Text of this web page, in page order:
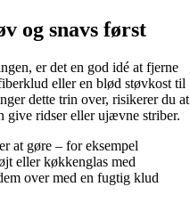
og snavs først
er det en god idé at fjerne
eller en blød støvkost til
dette trin over, risikerer du at
ridser eller ujævne striber.
at gøre – for eksempel
eller køkkenglas med
over med en fugtig klud